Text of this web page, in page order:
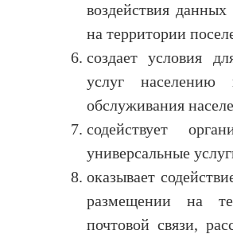
воздействия
на территории
создает условия
услуг населению
обслуживания
содействует
универсальные
оказывает
размещении на
почтовой связи,